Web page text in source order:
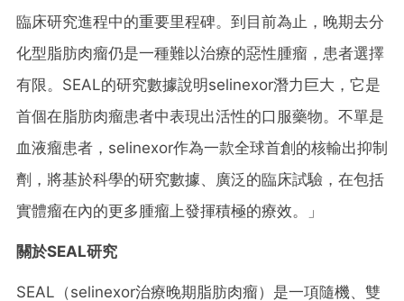
臨床研究進程中的重要里程碑。到目前為止，晚期去分
化型脂肪肉瘤仍是一種難以治療的惡性腫瘤，患者選擇
有限。SEAL的研究數據說明selinexor潛力巨大，它是
首個在脂肪肉瘤患者中表現出活性的口服藥物。不單是
血液瘤患者，selinexor作為一款全球首創的核輸出抑制
劑，將基於科學的研究數據、廣泛的臨床試驗，在包括
實體瘤在內的更多腫瘤上發揮積極的療效。」
關於SEAL研究
SEAL（selinexor治療晚期脂肪肉瘤）是一項隨機、雙